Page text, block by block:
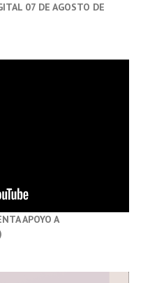
07 DE AGOSTO DE
APOYO A